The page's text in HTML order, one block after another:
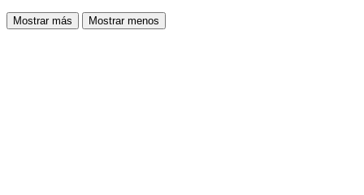
Mostrar más Mostrar menos